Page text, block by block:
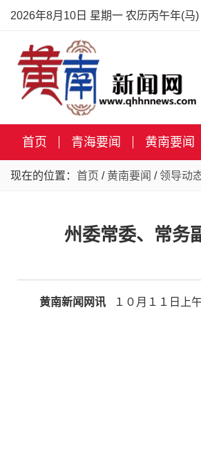
2026年8月10日 星期一 农历丙午年(马)
首页 青海要闻 黄南要闻
现在的位置： 首页 / 黄南要闻 /领导动
州委常委、常务
黄南新闻网讯 １０月１１日上